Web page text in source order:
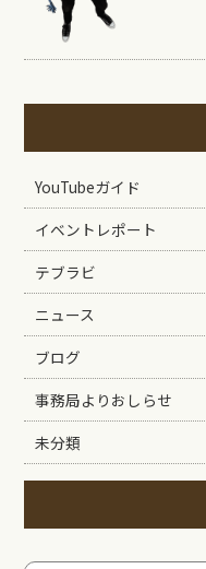
YouTubeガイド
イベントレポート
テブラビ
ニュース
ブログ
事務局よりおしらせ
未分類